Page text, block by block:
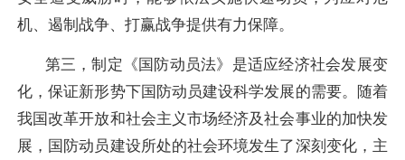
机、遏制战争、打赢战争提供有力保障。
第三，制定《国防动员法》是适应经济社会发展变
化，保证新形势下国防动员建设科学发展的需要。
随着
我国改革开放和社会主义市场经济及社会事业的加快发
展，国防动员建设所处的社会环境发生了深刻变化，主